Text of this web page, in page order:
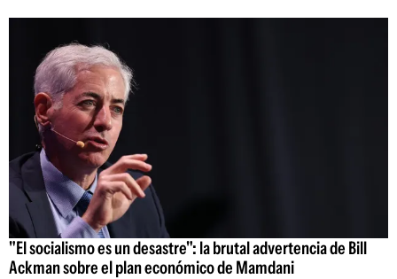
"El socialismo es un desastre": la brutal advertencia de Bill
Ackman sobre el plan económico de Mamdani